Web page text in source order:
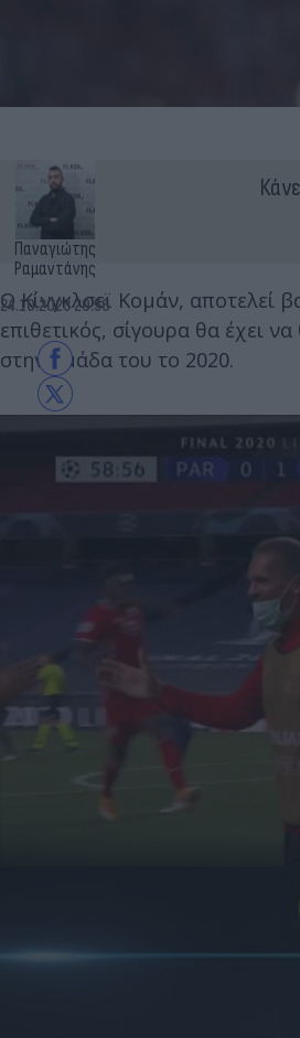
Παναγιώτης
Ραμαντάνης
24.10.2023 20:56
Ο Κίνγκλσεϊ Κομάν, αποτελεί
επιθετικός, σίγουρα θα έχει
στην ομάδα του το 2020.